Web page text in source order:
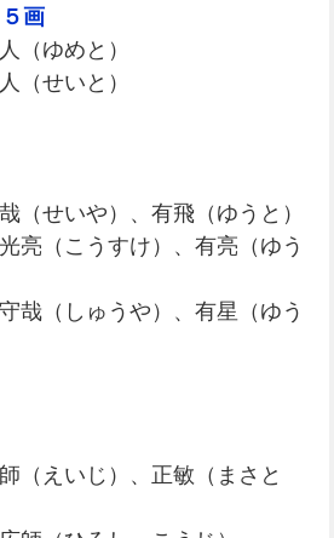
画
（ゆめと）
（せいと）
（せいや）、有飛（ゆうと）
亮（こうすけ）、有亮（ゆう
哉（しゅうや）、有星（ゆう
（えいじ）、正敏（まさと